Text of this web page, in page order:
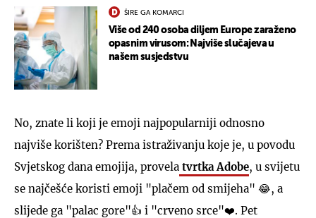
ŠIRE GA KOMARCI
Više od 240 osoba diljem Europe zaraženo
opasnim virusom: Najviše slučajeva u
našem susjedstvu
No, znate li koji je emoji najpopularniji odnosno
najviše korišten? Prema istraživanju koje je, u povodu
Svjetskog dana emojija, provela tvrtka Adobe, u svijetu
se najčešće koristi emoji "plačem od smijeha" 😂, a
slijede ga "palac gore"👍 i "crveno srce"❤️. Pet